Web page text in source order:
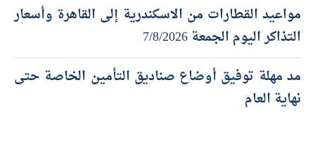
مواعيد القطارات من الاسكندرية إلى القاهرة وأسعار
التذاكر اليوم الجمعة 7/8/2026
مد مهلة توفيق أوضاع صناديق التأمين الخاصة حتى
نهاية العام